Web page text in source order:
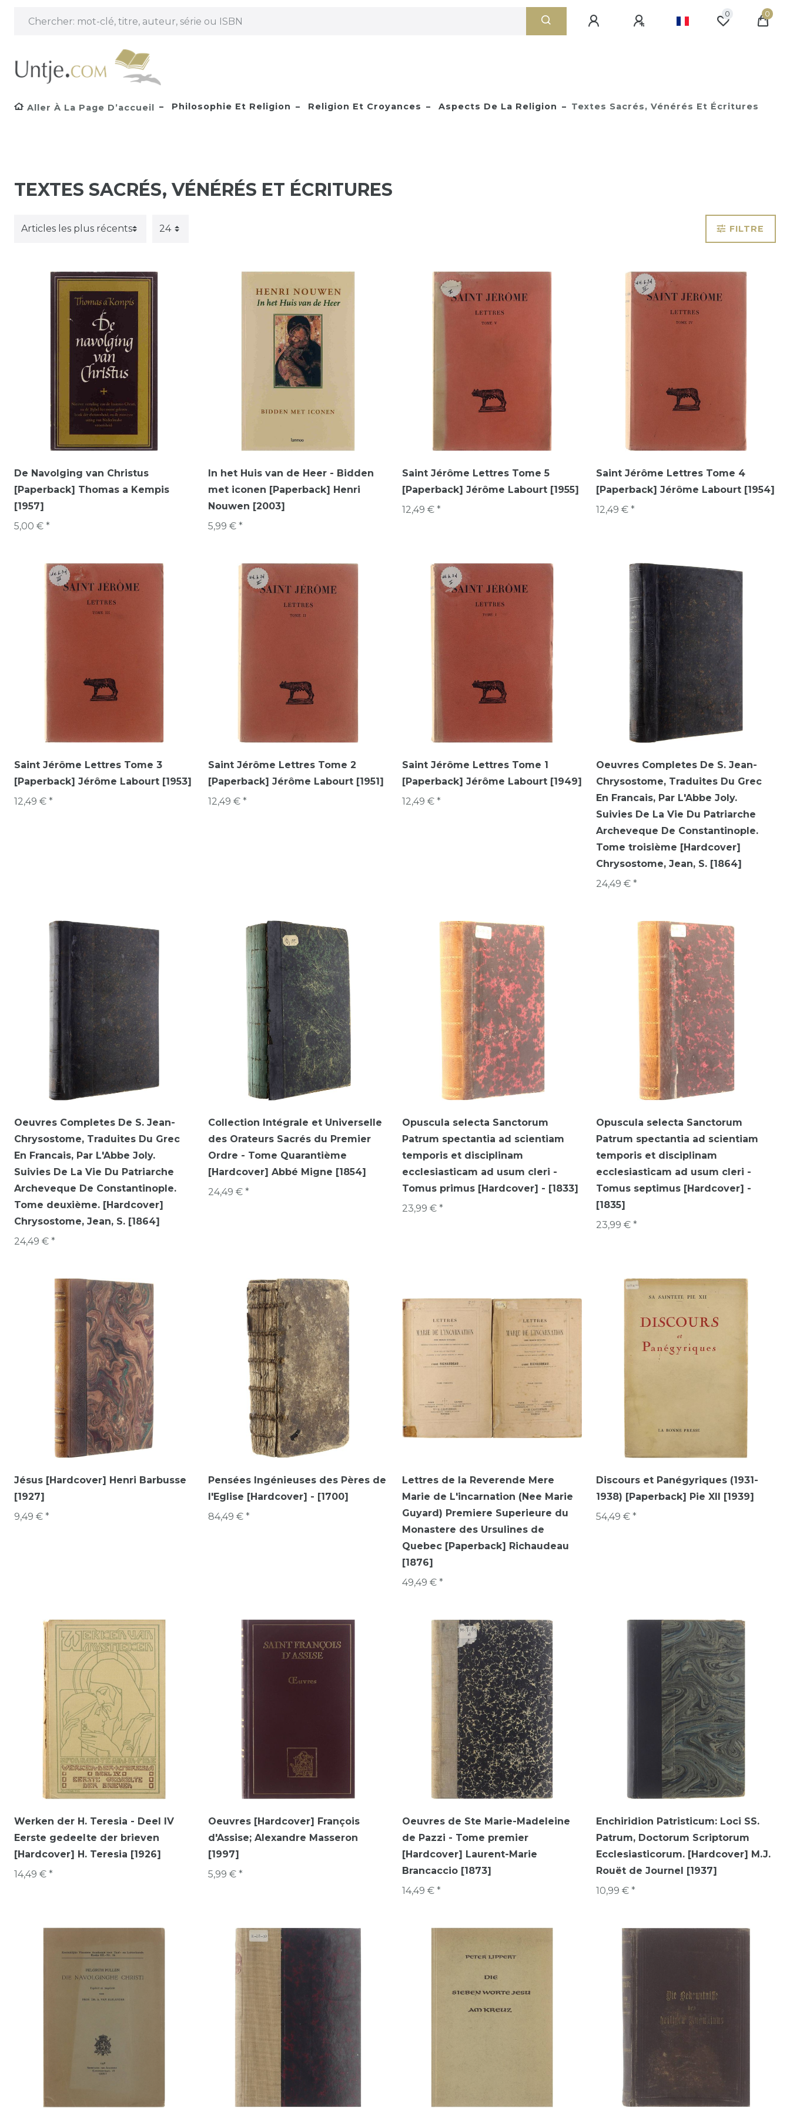
0 0
Aller À La Page D’accueil Philosophie Et Religion Religion Et Croyances Aspects De La Religion Textes Sacrés, Vénérés Et Écritures
TEXTES SACRÉS, VÉNÉRÉS ET ÉCRITURES
FILTRE
De Navolging van Christus
[Paperback] Thomas a Kempis
[1957]
5,00 € *
In het Huis van de Heer - Bidden
met iconen [Paperback] Henri
Nouwen [2003]
5,99 € *
Saint Jérôme Lettres Tome 5
[Paperback] Jérôme Labourt [1955]
12,49 € *
Saint Jérôme Lettres Tome 4
[Paperback] Jérôme Labourt [1954]
12,49 € *
Saint Jérôme Lettres Tome 3
[Paperback] Jérôme Labourt [1953]
12,49 € *
Saint Jérôme Lettres Tome 2
[Paperback] Jérôme Labourt [1951]
12,49 € *
Saint Jérôme Lettres Tome 1
[Paperback] Jérôme Labourt [1949]
12,49 € *
Oeuvres Completes De S. Jean-
Chrysostome, Traduites Du Grec
En Francais, Par L'Abbe Joly.
Suivies De La Vie Du Patriarche
Archeveque De Constantinople.
Tome troisième [Hardcover]
Chrysostome, Jean, S. [1864]
24,49 € *
Oeuvres Completes De S. Jean-
Chrysostome, Traduites Du Grec
En Francais, Par L'Abbe Joly.
Suivies De La Vie Du Patriarche
Archeveque De Constantinople.
Tome deuxième. [Hardcover]
Chrysostome, Jean, S. [1864]
24,49 € *
Collection Intégrale et Universelle
des Orateurs Sacrés du Premier
Ordre - Tome Quarantième
[Hardcover] Abbé Migne [1854]
24,49 € *
Opuscula selecta Sanctorum
Patrum spectantia ad scientiam
temporis et disciplinam
ecclesiasticam ad usum cleri -
Tomus primus [Hardcover] - [1833]
23,99 € *
Opuscula selecta Sanctorum
Patrum spectantia ad scientiam
temporis et disciplinam
ecclesiasticam ad usum cleri -
Tomus septimus [Hardcover] -
[1835]
23,99 € *
Jésus [Hardcover] Henri Barbusse
[1927]
9,49 € *
Pensées Ingénieuses des Pères de
l'Eglise [Hardcover] - [1700]
84,49 € *
Lettres de la Reverende Mere
Marie de L'incarnation (Nee Marie
Guyard) Premiere Superieure du
Monastere des Ursulines de
Quebec [Paperback] Richaudeau
[1876]
49,49 € *
Discours et Panégyriques (1931-
1938) [Paperback] Pie XII [1939]
54,49 € *
Werken der H. Teresia - Deel IV
Eerste gedeelte der brieven
[Hardcover] H. Teresia [1926]
14,49 € *
Oeuvres [Hardcover] François
d'Assise; Alexandre Masseron
[1997]
5,99 € *
Oeuvres de Ste Marie-Madeleine
de Pazzi - Tome premier
[Hardcover] Laurent-Marie
Brancaccio [1873]
14,49 € *
Enchiridion Patristicum: Loci SS.
Patrum, Doctorum Scriptorum
Ecclesiasticorum. [Hardcover] M.J.
Rouët de Journel [1937]
10,99 € *